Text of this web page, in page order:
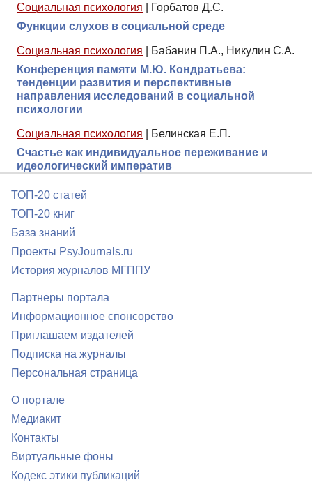
Социальная психология
Горбатов Д.С.
Функции слухов в социальной среде
Социальная психология
Бабанин П.А., Никулин С.А.
Конференция памяти М.Ю. Кондратьева:
тенденции развития и перспективные
направления исследований в социальной
психологии
Социальная психология
Белинская Е.П.
Счастье как индивидуальное переживание и
идеологический императив
ТОП-20 статей
ТОП-20 книг
База знаний
Проекты PsyJournals.ru
История журналов МГППУ
Партнеры портала
Информационное спонсорство
Приглашаем издателей
Подписка на журналы
Персональная страница
О портале
Медиакит
Контакты
Виртуальные фоны
Кодекс этики публикаций